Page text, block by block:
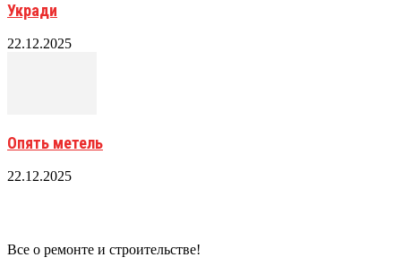
Укради
22.12.2025
Опять метель
22.12.2025
Все о ремонте и строительстве!